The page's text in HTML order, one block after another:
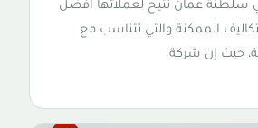
عمان تتيح لعملائها أفضل
الممكنة والتي تتناسب مع
حيث إن شركة